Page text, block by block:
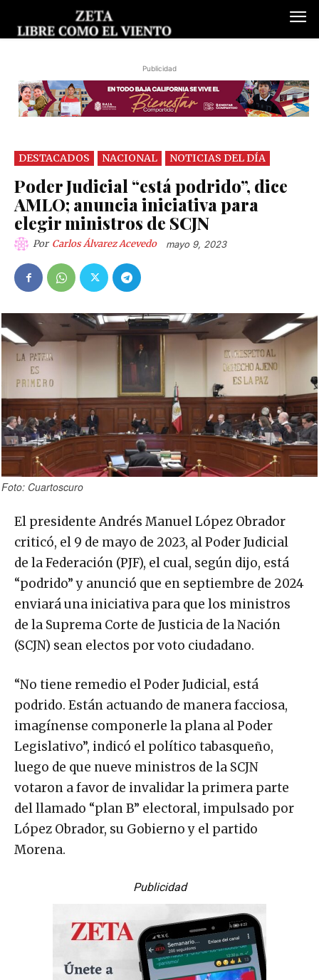
Publicidad
DESTACADOS NACIONAL NOTICIAS DEL DÍA
Poder Judicial “está podrido”, dice
AMLO; anuncia iniciativa para
elegir ministros de SCJN
Por Carlos Álvarez Acevedo mayo 9, 2023
Foto: Cuartoscuro
El presidente Andrés Manuel López Obrador
criticó, el 9 de mayo de 2023, al Poder Judicial
de la Federación (PJF), el cual, según dijo, está
“podrido” y anunció que en septiembre de 2024
enviará una iniciativa para que los ministros
de la Suprema Corte de Justicia de la Nación
(SCJN) sean electos por voto ciudadano.
“No tiene remedio el Poder Judicial, está
podrido. Están actuando de manera facciosa,
imagínense componerle la plana al Poder
Legislativo”, indicó el político tabasqueño,
luego de que nueve ministros de la SCJN
votaron a favor de invalidar la primera parte
del llamado “plan B” electoral, impulsado por
López Obrador, su Gobierno y el partido
Morena.
Publicidad